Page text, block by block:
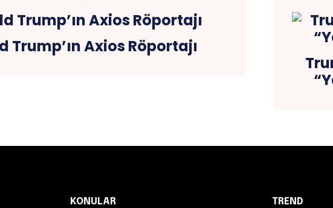
Trump’ın Axios Röportajı
KONULAR TREND